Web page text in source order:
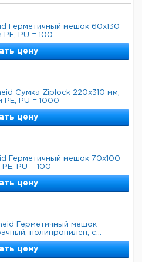
Герметичный мешок 60x130
PU = 100
цену
Сумка Ziplock 220x310 мм,
PU = 1000
цену
Герметичный мешок 70x100
PU = 100
цену
Герметичный мешок
полипропилен, с...
цену